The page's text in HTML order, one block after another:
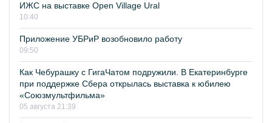
ИЖС на выставке Open Village Ural
10:40
Приложение УБРиР возобновило работу
09:50
Как Чебурашку с ГигаЧатом подружили. В Екатеринбурге
при поддержке Сбера открылась выставка к юбилею
«Союзмультфильма»
05 августа 21:39